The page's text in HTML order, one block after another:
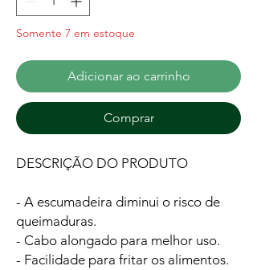
Somente 7 em estoque
Adicionar ao carrinho
Comprar
DESCRIÇÃO DO PRODUTO
- A escumadeira diminui o risco de
queimaduras.
- Cabo alongado para melhor uso.
- Facilidade para fritar os alimentos.